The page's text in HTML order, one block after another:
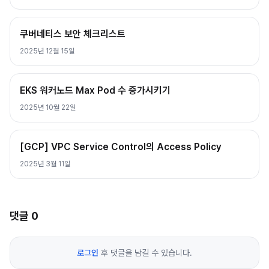
쿠버네티스 보안 체크리스트
2025년 12월 15일
EKS 워커노드 Max Pod 수 증가시키기
2025년 10월 22일
[GCP] VPC Service Control의 Access Policy
2025년 3월 11일
댓글 0
로그인 후 댓글을 남길 수 있습니다.